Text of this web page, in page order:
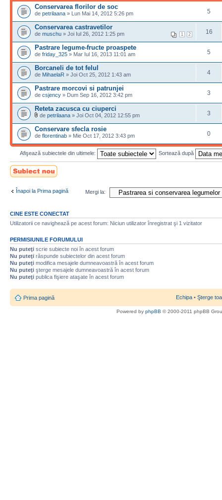
Conservarea florilor de soc
de petrilaana » Lun Mai 14, 2012 5:26 pm 5
Conservarea castravetilor
1 2
de muschu » Joi Iul 26, 2012 1:25 pm 16
Pastrare legume-fructe proaspete
de friday_325 » Mar Iul 16, 2013 11:01 am 5
Borcaneli de tot felul
de MihaelaR » Joi Oct 25, 2012 1:43 am 4
Pastrare morcovi si patrunjei
de csjency » Dum Sep 16, 2012 3:42 pm 3
Reteta zacusca cu ciuperci
de petrilaana » Joi Oct 04, 2012 12:55 pm 3
Conservare sfecla rosie
de florentinab » Mie Oct 17, 2012 3:43 pm 0
Afişează subiectele din ultimele: Sortează după
Scrie un subiect
nou
Înapoi la Prima pagină Mergi la:
CINE ESTE CONECTAT
Utilizatorii ce navighează pe acest forum: Niciun utilizator înregistrat şi 1 vizitator
PERMISIUNILE FORUMULUI
Nu puteţi scrie subiecte noi în acest forum
Nu puteţi răspunde subiectelor din acest forum
Nu puteţi modifica mesajele dumneavoastră în acest forum
Nu puteţi şterge mesajele dumneavoastră în acest forum
Nu puteţi publica fişiere ataşate în acest forum
Prima pagină Echipa • Şterge
Powered by phpBB © 2000-2011 phpBB